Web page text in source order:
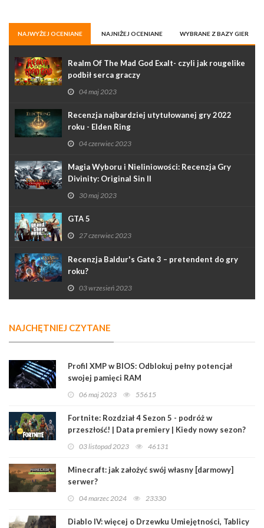
NAJWYŻEJ OCENIANE NAJNIŻEJ OCENIANE WYBRANE Z BAZY GIER
Realm Of The Mad God Exalt- czyli jak rougelike
podbił serca graczy
04 maj 2023
Recenzja najbardziej utytułowanej gry 2022
roku - Elden Ring
04 czerwiec 2023
Magia Wyboru i Nieliniowości: Recenzja Gry
Divinity: Original Sin II
30 maj 2023
GTA 5
27 czerwiec 2023
Recenzja Baldur's Gate 3 – pretendent do gry
roku?
03 wrzesień 2023
NAJCHĘTNIEJ CZYTANE
Profil XMP w BIOS: Odblokuj pełny potencjał
swojej pamięci RAM
06 maj 2023 55615
Fortnite: Rozdział 4 Sezon 5 - podróż w
przeszłość! | Data premiery | Kiedy nowy sezon?
03 listopad 2023 46131
Minecraft: jak założyć swój własny [darmowy]
serwer?
04 marzec 2024 23330
Diablo IV: więcej o Drzewku Umiejętności, Tablicy